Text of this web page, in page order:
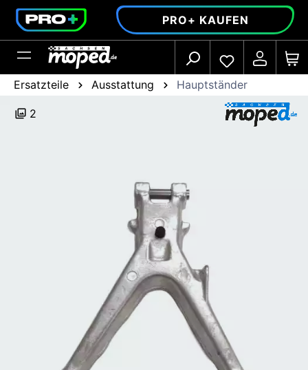
springen PRO+ KAUFEN
Ersatzteile Ausstattung Hauptständer
2